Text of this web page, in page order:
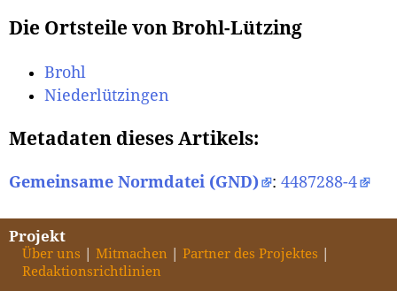
Die Ortsteile von Brohl-Lützing
Brohl
Niederlützingen
Metadaten dieses Artikels:
Gemeinsame Normdatei (GND) : 4487288-4
Projekt
Über uns Mitmachen
Partner des Projektes
Redaktionsrichtlinien